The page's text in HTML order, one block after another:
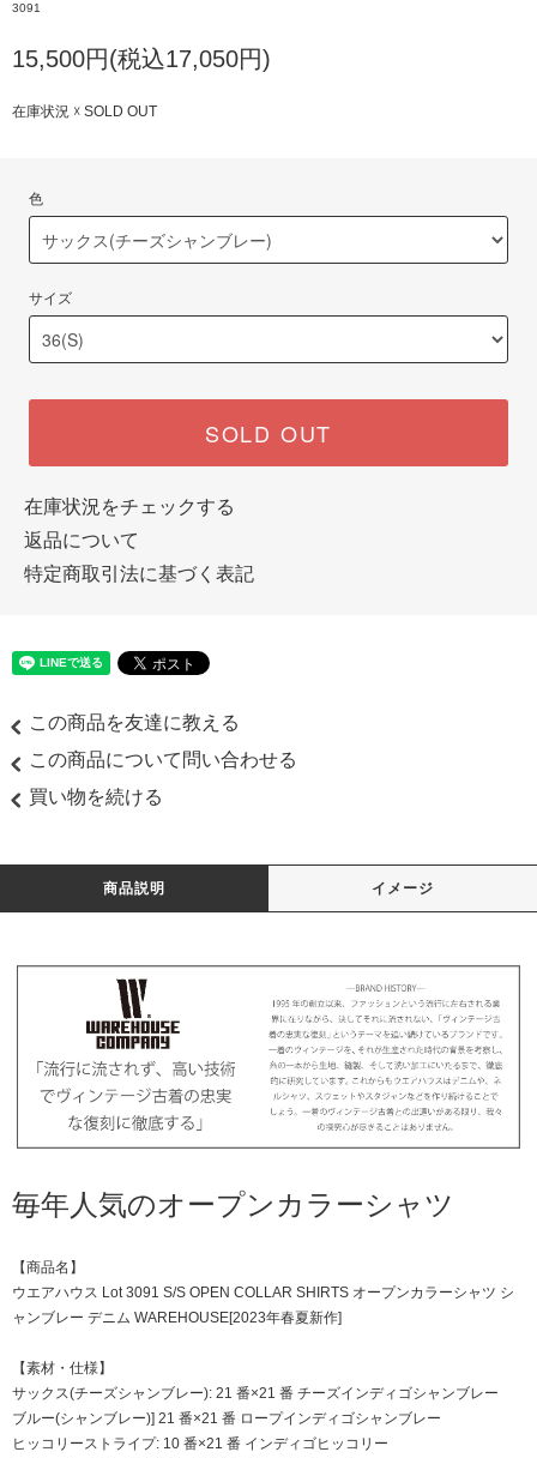
3091
15,500円(税込17,050円)
在庫状況 ☓ SOLD OUT
色
サイズ
SOLD OUT
在庫状況をチェックする
返品について
特定商取引法に基づく表記
この商品を友達に教える
この商品について問い合わせる
買い物を続ける
商品説明 イメージ
毎年人気のオープンカラーシャツ
【商品名】
ウエアハウス Lot 3091 S/S OPEN COLLAR SHIRTS オープンカラーシャツ シ
ャンブレー デニム WAREHOUSE[2023年春夏新作]
【素材・仕様】
サックス(チーズシャンブレー): 21 番×21 番 チーズインディゴシャンブレー
ブルー(シャンブレー)] 21 番×21 番 ロープインディゴシャンブレー
ヒッコリーストライプ: 10 番×21 番 インディゴヒッコリー